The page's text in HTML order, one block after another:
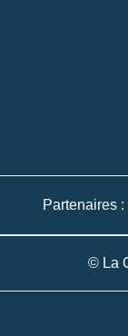
Partenaires :
© La